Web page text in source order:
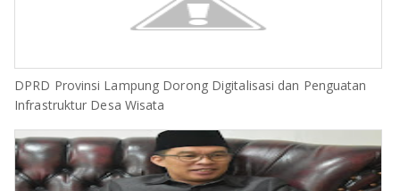
DPRD Provinsi Lampung Dorong Digitalisasi dan Penguatan
Infrastruktur Desa Wisata